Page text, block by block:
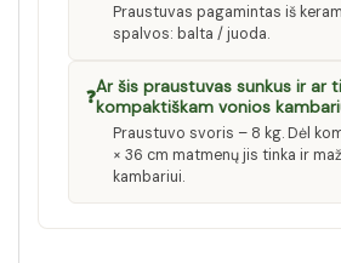
Praustuvas pagamintas iš
spalvos: balta / juoda.
❓Ar šis praustuvas sunkus ir ar
kompaktiškam vonios
Praustuvo svoris – 8 kg. Dėl
× 36 cm matmenų jis tinka ir
kambariui.